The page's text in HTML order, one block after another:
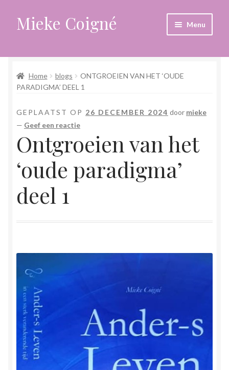
Ga
door
navigatie
Ga
naar
inhoud
Mieke Coigné Menu
Afrekenen
Anders leven in een sterk veranderende tijd
Bewust omgaan met hoog gevoeligheid
Blogs
Magische helende verhalen ©Mieke
Mijn account
Mindfulness en Hartcoherentie
Narcisme
Home blogs
ONTGROEIEN VAN HET ‘OUDE
PARADIGMA’ DEEL 1
GEPLAATST OP 26 DECEMBER 2024 door mieke
— Geef een reactie
Ontgroeien van het
‘oude paradigma’
deel 1